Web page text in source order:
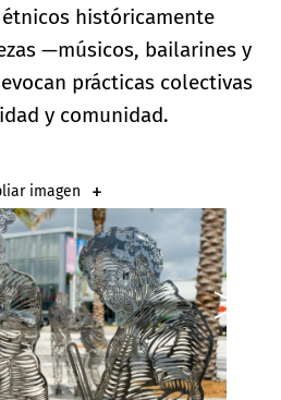
históricamente
—músicos, bailarines y
prácticas colectivas
y comunidad.
imagen